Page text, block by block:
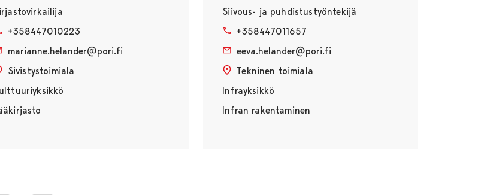
+358447010223
marianne.helander@pori.fi
Sivistystoimiala
Siivous- ja puhdistustyöntekijä
+358447011657
eeva.helander@pori.fi
Tekninen toimiala
Infrayksikkö
Infran rakentaminen